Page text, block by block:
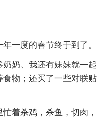
一度的春节终于到了。
奶、我还有妹妹就一起
物；还买了一些对联贴
着杀鸡，杀鱼，切肉，